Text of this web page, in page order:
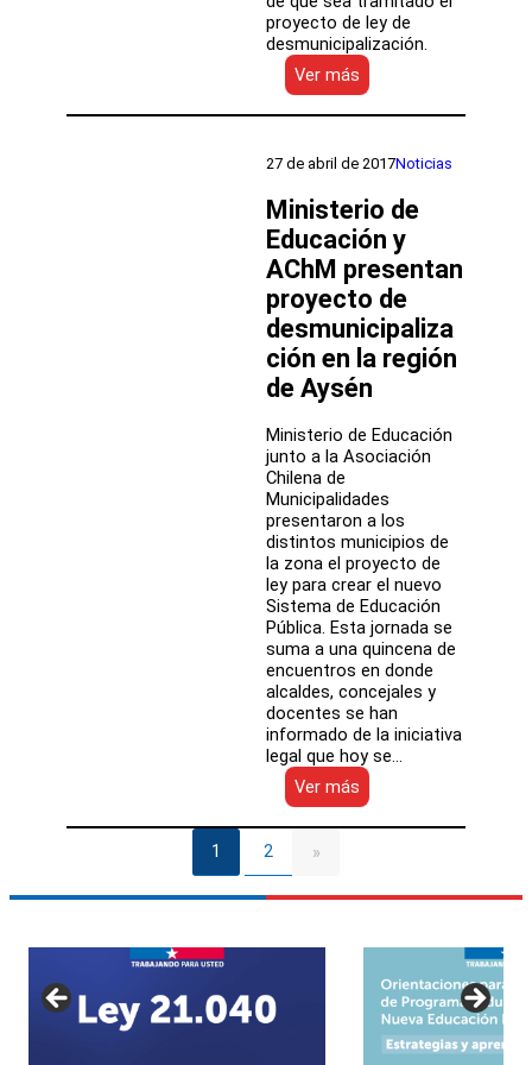
proyecto de ley de
desmunicipalización.
Ver más
Pudahuel
y
Prado
ciclo
de
teatro
itinerante
para
fortalecer
los
contenidos
culturales
en
colegios
públicos
27 de abril de 2017Noticias
Ministerio de
Educación y
AChM presentan
proyecto de
desmunicipaliza
ción en la región
de Aysén
Ministerio de Educación
junto a la Asociación
Chilena de
Municipalidades
presentaron a los
distintos municipios de
la zona el proyecto de
ley para crear el nuevo
Sistema de Educación
Pública. Esta jornada se
suma a una quincena de
encuentros en donde
alcaldes, concejales y
docentes se han
informado de la iniciativa
legal que hoy se…
Ver más
Ministerio
de
AChM
desmunicipalización
región
1 2 »